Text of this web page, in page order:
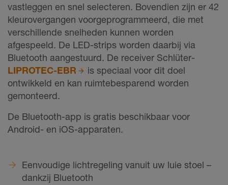
vastleggen en snel selecteren. Bovendien zijn er 42
kleurovergangen voorgeprogrammeerd, die met
verschillende snelheden kunnen worden
afgespeeld. De LED-strips worden daarbij via
Bluetooth aangestuurd. De receiver Schlüter-
LIPROTEC-EBR
is speciaal voor dit doel
ontwikkeld en kan ruimtebesparend worden
gemonteerd.
De Bluetooth-app is gratis beschikbaar voor
Android- en iOS-apparaten.
Eenvoudige lichtregeling vanuit uw luie stoel –
dankzij Bluetooth